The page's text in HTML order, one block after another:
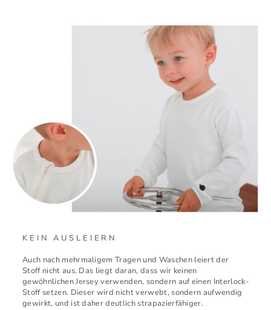
KEIN AUSLEIERN
Auch nach mehrmaligem Tragen und Waschen leiert der
Stoff nicht aus. Das liegt daran, dass wir keinen
gewöhnlichen Jersey verwenden, sondern auf einen Interlock-
Stoff setzen. Dieser wird nicht verwebt, sondern aufwendig
gewirkt, und ist daher deutlich strapazierfähiger.